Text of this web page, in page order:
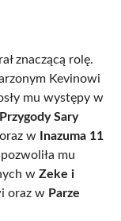
znaczącą rolę.
Kevinowi
mu występy w
Przygody Sary
w
Inazuma 11
mu
w Zeke i
oraz w Parze